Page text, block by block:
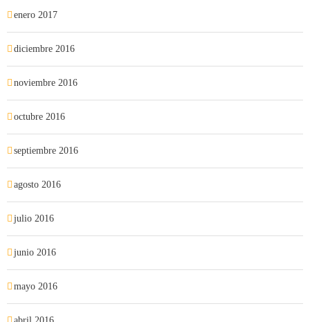
enero 2017
diciembre 2016
noviembre 2016
octubre 2016
septiembre 2016
agosto 2016
julio 2016
junio 2016
mayo 2016